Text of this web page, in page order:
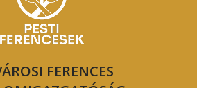
FERENCES